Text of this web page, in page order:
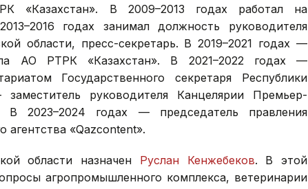
«Казахстан». В 2009–2013 годах работал на
годах занимал должность руководителя
области, пресс-секретарь. В 2019–2021 годах —
АО РТРК «Казахстан». В 2021–2022 годах —
Государственного секретаря Республики
руководителя Канцелярии Премьер-
В 2023–2024 годах — председатель правления
агентства «Qazcontent».
области назначен Руслан Кенжебеков. В этой
агропромышленного комплекса, ветеринарии